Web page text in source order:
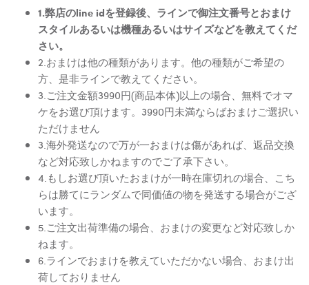
1.弊店のline idを登録後、ラインで御注文番号とおまけ
スタイルあるいは機種あるいはサイズなどを教えてくだ
さい。
2.おまけは他の種類があります。他の種類がご希望の
方、是非ラインで教えてください。
3.ご注文金額3990円(商品本体)以上の場合、無料でオマ
ケをお選び頂けます。3990円未満ならばおまけご選択い
ただけません
3.海外発送なので万が一おまけは傷があれば、返品交換
など対応致しかねますのでご了承下さい。
4.もしお選び頂いたおまけが一時在庫切れの場合、こち
らは勝てにランダムで同価値の物を発送する場合がござ
います。
5.ご注文出荷準備の場合、おまけの変更など対応致しか
ねます。
6.ラインでおまけを教えていただかない場合、おまけ出
荷しておりません